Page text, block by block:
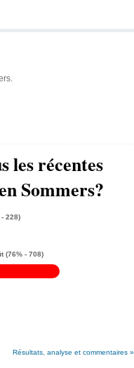
les récentes
Sommers?
- 228)
(76% - 708)
Résultats, analyse et commentaires »